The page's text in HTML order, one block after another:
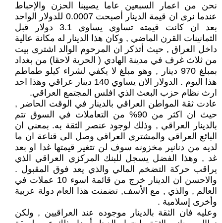
نحن من اعمار السبعين عاما يصيبنا الحزن والإحباط
عندما نرى ان قيمة الدينار أصبحت 0.0007 للدولار الواحد
بعد ان كانت قيمته تساوي يساوي 3.1 دولار قبل
الثمانينات القرن الماضي , وكان هذا الدينار له مكانة عالية
داخل العراق , حيث أتذكر ان المرحوم الوالد اشترى بيت
من ثلاث غرف في مدينة الهادي ( الحرية لاحقا) من بغداد
بمبلغ 970 دينار , وهو مبلغ لا يكفي لشراء كيلو طماطم
هذا اليوم . الدولار الان يساوي 140 دينار عراقي وهذا احد
ارث نظام حزب البعث الذي افلس المجتمع العراقي.
عادت ثقة المواطن العراقي بالدينار في الوقت الحاضر ,
حيث ان اكثر من 90% من التعاملات في السوق تتم
بالدينار العراقي , وذلك لوجود عنصر الثقة به. بمعني ان
البائع العراقي والمشتري العراقي وصل الى قناعة ان ما
لديه من دنانير مخزونه سوف لن تتغير قيمتها غدا او بعد
غد , وهذا الفضل يسجل للبنك المركزي العراقي الذي
يراقب حركة التضخم المالي والذي يعد فوق المقبول .
والاحسن ان الدينار خرج من قائمة اسوء 10 عملات في
العالم , والذي , مع الأسف, تضمنت هذا العام دولة عربية
وأخرى إسلامية .
وعليه فان الثقة بالدينار موجوده عند العراقيين , ولكن